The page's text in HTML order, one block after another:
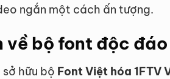
ngắn một cách ấn tượng.
về bộ font độc
hữu bộ Font Việt hóa 1FTV